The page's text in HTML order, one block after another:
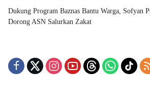
Dukung Program Baznas Bantu Warga, Sofyan
Dorong ASN Salurkan Zakat